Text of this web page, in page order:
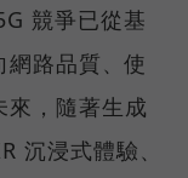
競爭已從基
路品質、使
來，隨著生成
沉浸式體驗、